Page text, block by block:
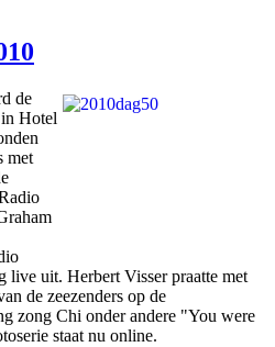
de
Hotel
met
live uit. Herbert Visser praatte met
de zeezenders op de
zong Chi onder andere "You were
staat nu online.